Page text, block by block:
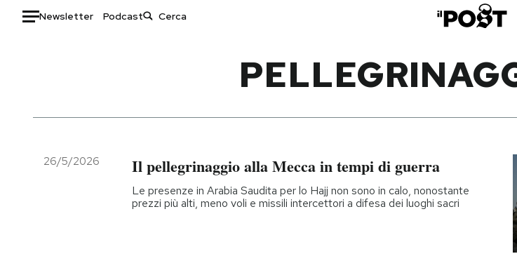
Newsletter Podcast
Italia
Politica
Moda
Storie/Idee
Ok Boomer!
26/5/2026 Il pellegrinaggio alla Mecca in tempi di guerra
Le presenze in Arabia Saudita per lo Hajj non sono in calo, nonostante
prezzi più alti, meno voli e missili intercettori a difesa dei luoghi sacri